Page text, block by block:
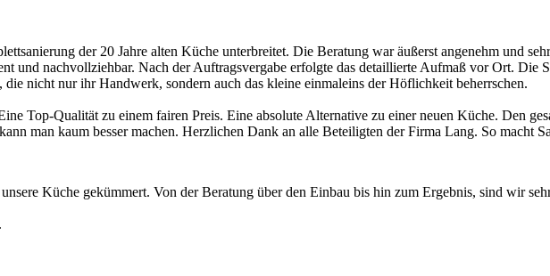
der 20 Jahre alten Küche unterbreitet. Die Beratung war äußerst angenehm und
und nachvollziehbar. Nach der Auftragsvergabe erfolgte das detaillierte Aufmaß vor Ort. Die
nicht nur ihr Handwerk, sondern auch das kleine einmaleins der Höflichkeit beherrschen.
Top-Qualität zu einem fairen Preis. Eine absolute Alternative zu einer neuen Küche. Den
man kaum besser machen. Herzlichen Dank an alle Beteiligten der Firma Lang. So macht
Küche gekümmert. Von der Beratung über den Einbau bis hin zum Ergebnis, sind wir